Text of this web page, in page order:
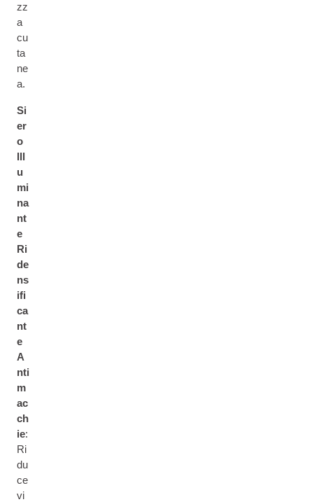
zz
a
cu
ta
ne
a.
Si
er
o
Ill
u
mi
na
nt
e
Ri
de
ns
ifi
ca
nt
e
A
nti
m
ac
ch
ie:
Ri
du
ce
vi